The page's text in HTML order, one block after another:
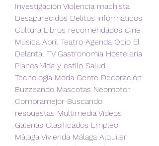
Investigación Violencia machista
Desaparecidos Delitos informáticos
Cultura Libros recomendados Cine
Música Abril Teatro Agenda Ocio El
Delantal TV Gastronomía Hostelería
Planes Vida y estilo Salud
Tecnología Moda Gente Decoración
Buzzeando Mascotas Neomotor
Compramejor Buscando
respuestas Multimedia Vídeos
Galerías Clasificados Empleo
Málaga Vivienda Málaga Alquiler